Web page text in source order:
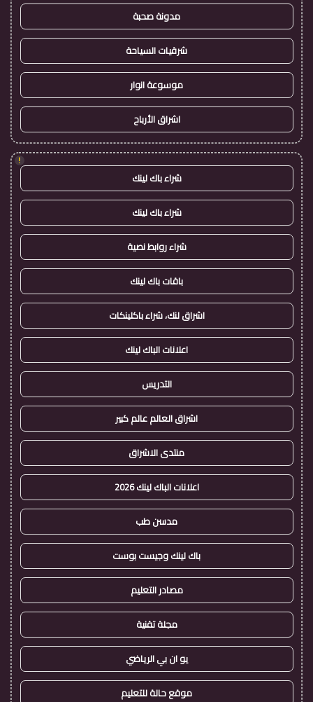
مدونة صحبة
شرقيات السياحة
موسوعة انوار
اشراق الأرباح
!
شراء باك لينك
شراء باك لينك
شراء روابط نصية
باقات باك لينك
اشراق لنك، شراء باكلينكات
اعلانات الباك لينك
التدريس
اشراق العالم عالم كبير
منتدى الاشراق
اعلانات الباك لينك 2026
مدسن طب
باك لينك وجيست بوست
مصادر التعليم
مجلة تقنية
يو ان بي الرياضي
موقع حالة للتعليم